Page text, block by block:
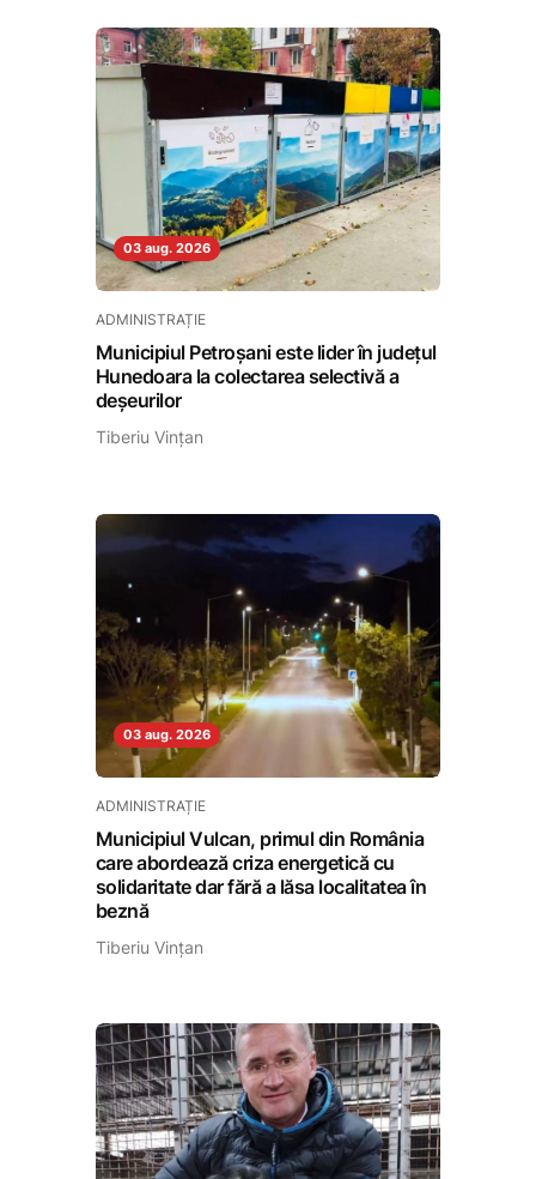
03 aug. 2026
ADMINISTRAȚIE
Municipiul Petroșani este lider în județul
Hunedoara la colectarea selectivă a
deșeurilor
Tiberiu Vințan
03 aug. 2026
ADMINISTRAȚIE
Municipiul Vulcan, primul din România
care abordează criza energetică cu
solidaritate dar fără a lăsa localitatea în
beznă
Tiberiu Vințan